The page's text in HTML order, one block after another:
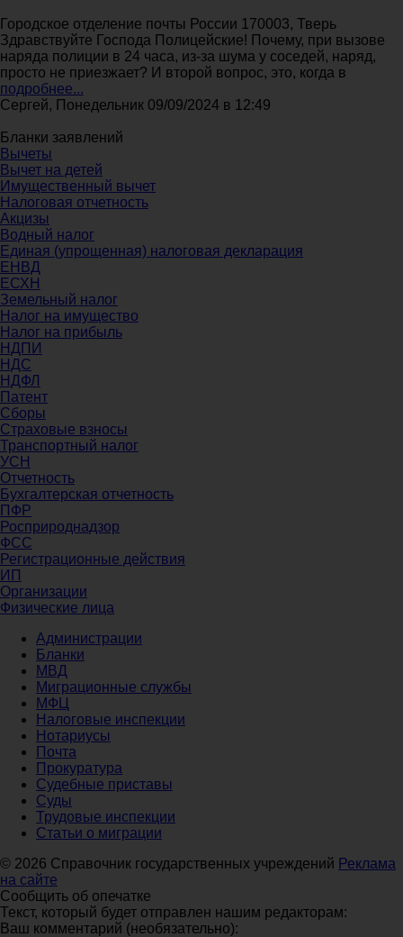
Городское отделение почты России 170003, Тверь
Здравствуйте Господа Полицейские! Почему, при вызове
наряда полиции в 24 часа, из-за шума у соседей, наряд,
просто не приезжает? И второй вопрос, это, когда в
подробнее...
Сергей, Понедельник 09/09/2024 в 12:49
Бланки заявлений
Вычеты
Вычет на детей
Имущественный вычет
Налоговая отчетность
Акцизы
Водный налог
Единая (упрощенная) налоговая декларация
ЕНВД
ЕСХН
Земельный налог
Налог на имущество
Налог на прибыль
НДПИ
НДС
НДФЛ
Патент
Сборы
Страховые взносы
Транспортный налог
УСН
Отчетность
Бухгалтерская отчетность
ПФР
Росприроднадзор
ФСС
Регистрационные действия
ИП
Организации
Физические лица
Администрации
Бланки
МВД
Миграционные службы
МФЦ
Налоговые инспекции
Нотариусы
Почта
Прокуратура
Судебные приставы
Суды
Трудовые инспекции
Статьи о миграции
© 2026 Справочник государственных учреждений Реклама
на сайте
Сообщить об опечатке
Текст, который будет отправлен нашим редакторам:
Ваш комментарий (необязательно):